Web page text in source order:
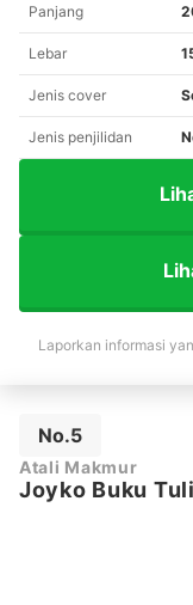
Panjang
Lebar
Jenis cover
Jenis penjilidan
Laporkan informasi
No.5
Atali Makmur
Joyko Buku